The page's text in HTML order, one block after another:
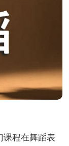
课程在舞蹈表